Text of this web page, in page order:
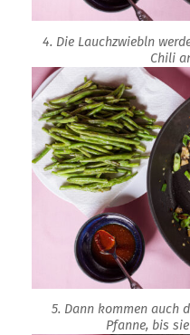
4. Die Lauchzwiebln
Chili
5. Dann kommen auch
Pfanne, bis